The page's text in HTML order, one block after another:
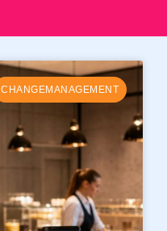
CHANGEMANAGEMENT